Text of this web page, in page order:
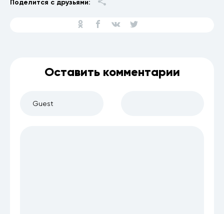
Поделится с друзьями:
Оставить комментарии